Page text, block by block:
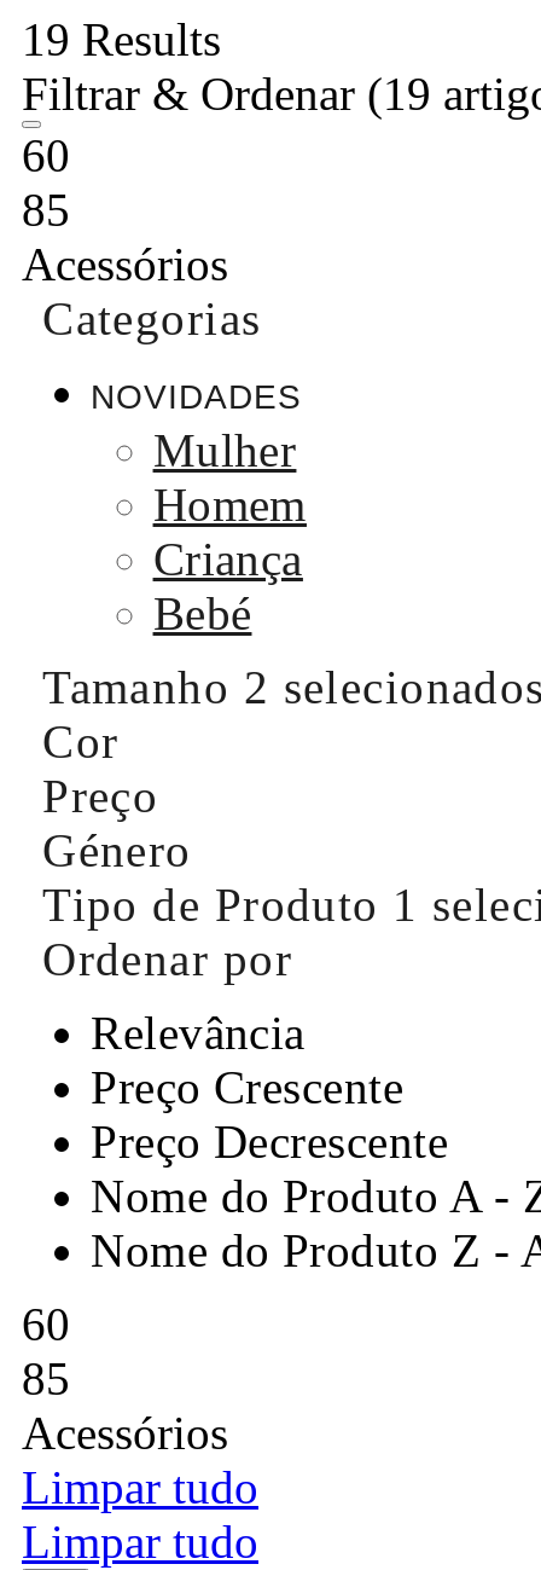
19 Results
Filtrar & Ordenar (19
60
85
Acessórios
Categorias
NOVIDADES
Mulher
Homem
Criança
Bebé
Tamanho 2
Cor
Preço
Género
Tipo de Produto 1
Ordenar por
Relevância
Preço Crescente
Preço Decrescente
Nome do Produto A -
Nome do Produto Z -
60
85
Acessórios
Limpar tudo
Limpar tudo